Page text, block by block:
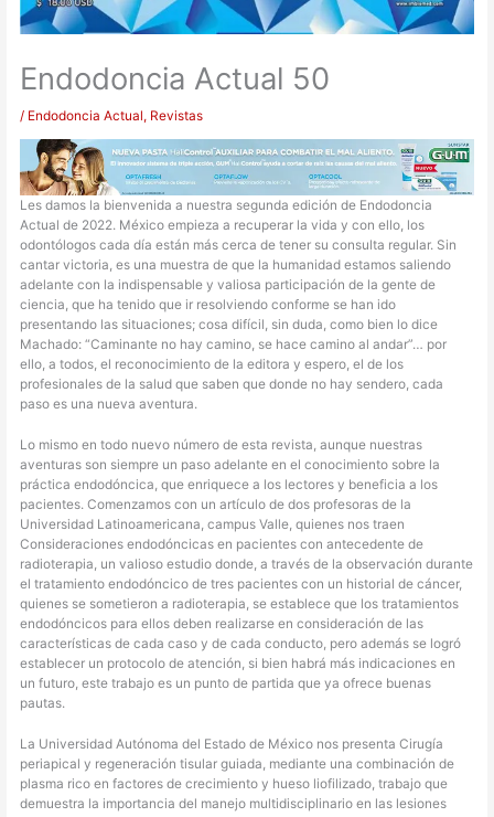
Endodoncia Actual 50
/ Endodoncia Actual, Revistas
Les damos la bienvenida a nuestra segunda edición de Endodoncia
Actual de 2022. México empieza a recuperar la vida y con ello, los
odontólogos cada día están más cerca de tener su consulta regular. Sin
cantar victoria, es una muestra de que la humanidad estamos saliendo
adelante con la indispensable y valiosa participación de la gente de
ciencia, que ha tenido que ir resolviendo conforme se han ido
presentando las situaciones; cosa difícil, sin duda, como bien lo dice
Machado: “Caminante no hay camino, se hace camino al andar”… por
ello, a todos, el reconocimiento de la editora y espero, el de los
profesionales de la salud que saben que donde no hay sendero, cada
paso es una nueva aventura.
Lo mismo en todo nuevo número de esta revista, aunque nuestras
aventuras son siempre un paso adelante en el conocimiento sobre la
práctica endodóncica, que enriquece a los lectores y beneficia a los
pacientes. Comenzamos con un artículo de dos profesoras de la
Universidad Latinoamericana, campus Valle, quienes nos traen
Consideraciones endodóncicas en pacientes con antecedente de
radioterapia, un valioso estudio donde, a través de la observación durante
el tratamiento endodóncico de tres pacientes con un historial de cáncer,
quienes se sometieron a radioterapia, se establece que los tratamientos
endodóncicos para ellos deben realizarse en consideración de las
características de cada caso y de cada conducto, pero además se logró
establecer un protocolo de atención, si bien habrá más indicaciones en
un futuro, este trabajo es un punto de partida que ya ofrece buenas
pautas.
La Universidad Autónoma del Estado de México nos presenta Cirugía
periapical y regeneración tisular guiada, mediante una combinación de
plasma rico en factores de crecimiento y hueso liofilizado, trabajo que
demuestra la importancia del manejo multidisciplinario en las lesiones